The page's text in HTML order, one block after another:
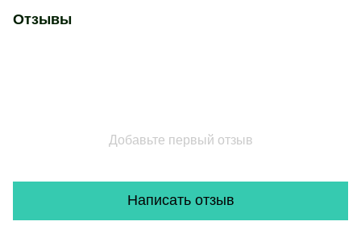
Отзывы
Добавьте первый отзыв
Написать отзыв